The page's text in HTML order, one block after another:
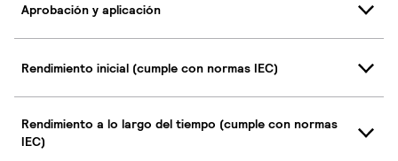
Aprobación y aplicación
Rendimiento inicial (cumple con normas IEC)
Rendimiento a lo largo del tiempo (cumple con normas
IEC)